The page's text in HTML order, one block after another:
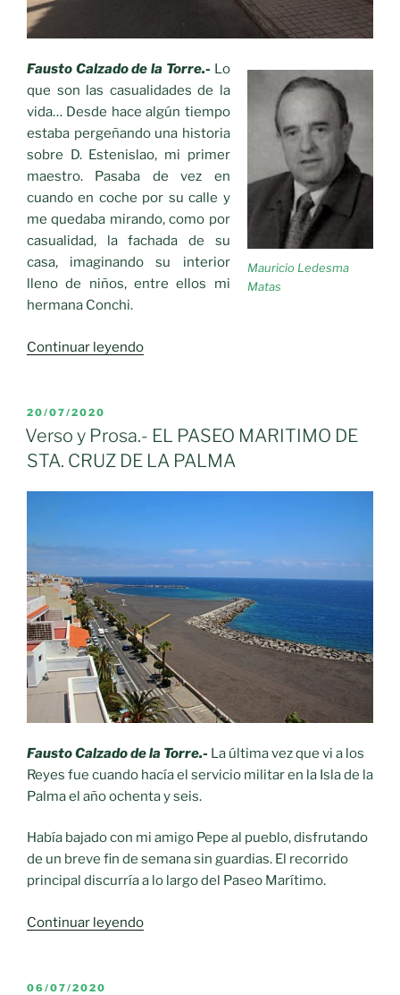
Mauricio Ledesma
Matas
Fausto Calzado de la Torre.- Lo
que son las casualidades de la
vida… Desde hace algún tiempo
estaba pergeñando una historia
sobre D. Estenislao, mi primer
maestro. Pasaba de vez en
cuando en coche por su calle y
me quedaba mirando, como por
casualidad, la fachada de su
casa, imaginando su interior
lleno de niños, entre ellos mi
hermana Conchi.
Continuar leyendo«Verso
ESCUELA
DE
MAURICIO»
PUBLICADO
EL
20/07/2020
Verso y Prosa.- EL PASEO MARITIMO DE
STA. CRUZ DE LA PALMA
Fausto Calzado de la Torre.- La última vez que vi a los
Reyes fue cuando hacía el servicio militar en la Isla de la
Palma el año ochenta y seis.
Había bajado con mi amigo Pepe al pueblo, disfrutando
de un breve fin de semana sin guardias. El recorrido
principal discurría a lo largo del Paseo Marítimo.
Continuar leyendo«Verso
PUBLICADO
06/07/2020